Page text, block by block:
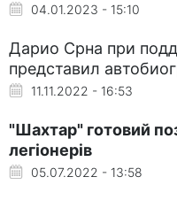
04.01.2023 - 15:10
Дарио Срна при
представил
11.11.2022 - 16:53
"Шахтар" готовий
легіонерів
05.07.2022 - 13:58